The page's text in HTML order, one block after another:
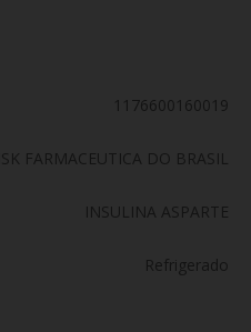
1176600160019
FARMACEUTICA DO BRASIL
INSULINA ASPARTE
Refrigerado